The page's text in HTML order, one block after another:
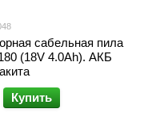
сабельная пила
(18V 4.0Ah). АКБ
Купить